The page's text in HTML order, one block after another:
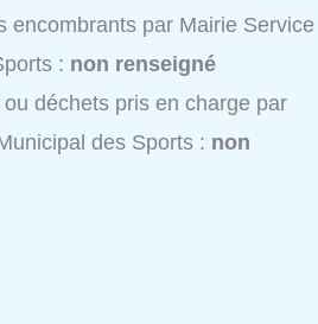
encombrants par Mairie Service
: non renseigné
déchets pris en charge par
des Sports : non